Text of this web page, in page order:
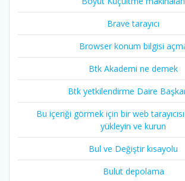
Brave tarayıcı
Browser konum bilgisi
Btk Akademi ne demek
Btk yetkilendirme Daire
Bu içeriği görmek için bir web
yükleyin ve kurun
Bul ve Değiştir kısayolu
Bulut depolama